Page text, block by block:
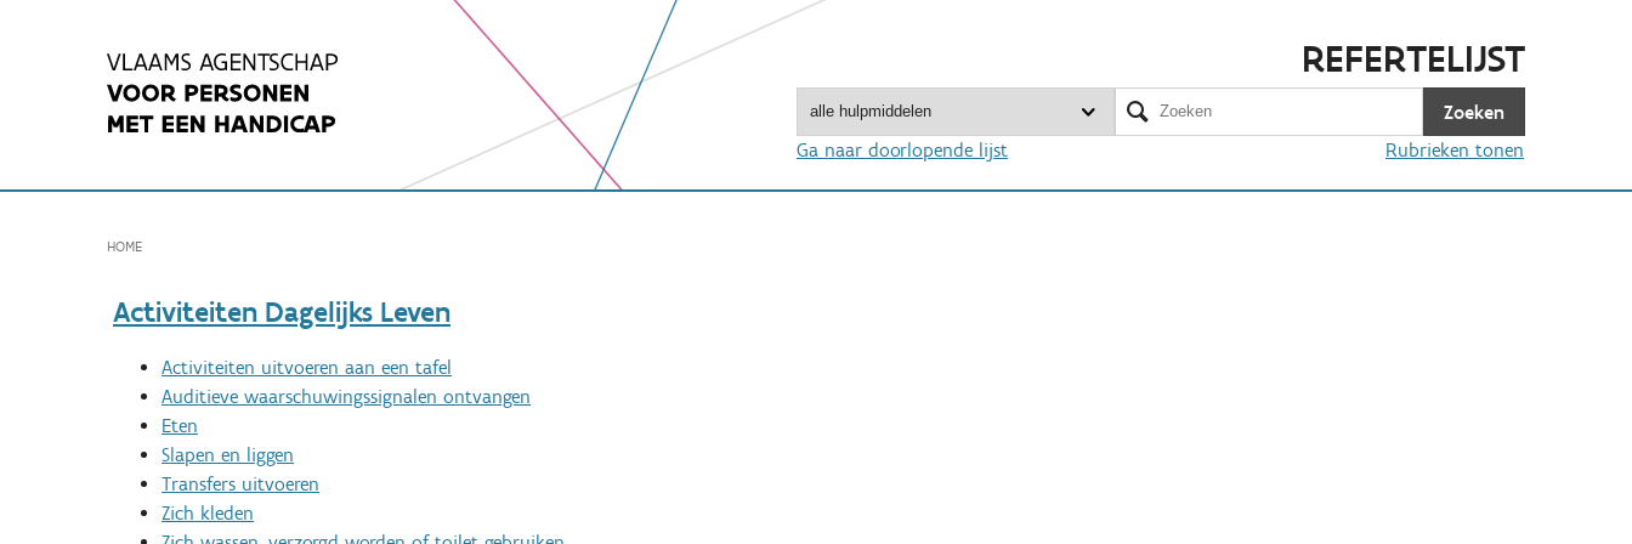
REFERTELIJST
Zoeken
Ga naar doorlopende lijst Rubrieken tonen
HOME
Activiteiten Dagelijks Leven
Activiteiten uitvoeren aan een tafel
Auditieve waarschuwingssignalen ontvangen
Eten
Slapen en liggen
Transfers uitvoeren
Zich kleden